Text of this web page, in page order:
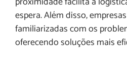
espera. Além disso,
familiarizadas com os
oferecendo soluções mais